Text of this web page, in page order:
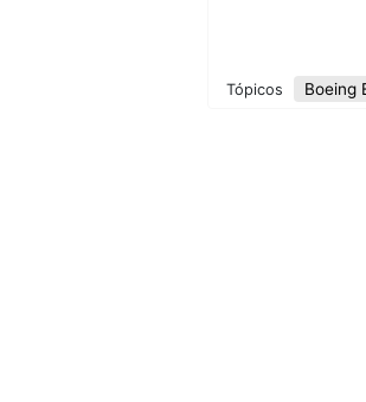
Tópicos Boeing